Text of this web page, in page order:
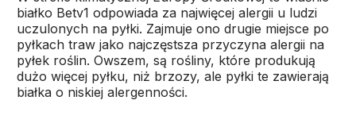
białko Betv1 odpowiada za najwięcej alergii u ludzi
uczulonych na pyłki. Zajmuje ono drugie miejsce po
pyłkach traw jako najczęstsza przyczyna alergii na
pyłek roślin. Owszem, są rośliny, które produkują
dużo więcej pyłku, niż brzozy, ale pyłki te zawierają
białka o niskiej alergenności.